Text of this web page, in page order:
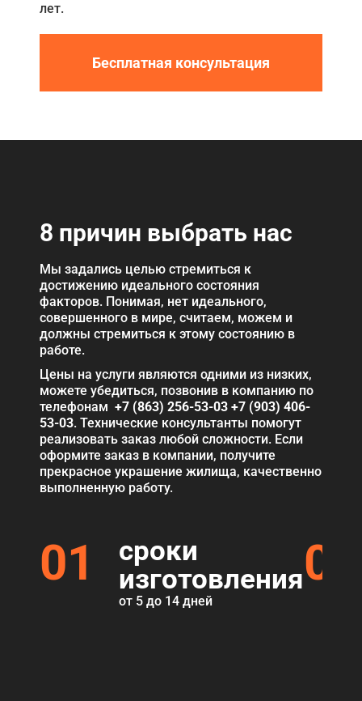
лет.
Бесплатная консультация
8 причин выбрать нас
Мы задались целью стремиться к
достижению идеального состояния
факторов. Понимая, нет идеального,
совершенного в мире, считаем, можем и
должны стремиться к этому состоянию в
работе.
Цены на услуги являются одними из низких,
можете убедиться, позвонив в компанию по
телефонам +7 (863) 256-53-03 +7 (903) 406-
53-03. Технические консультанты помогут
реализовать заказ любой сложности. Если
оформите заказ в компании, получите
прекрасное украшение жилища, качественно
выполненную работу.
01
сроки
изготовления
от 5 до 14 дней
02